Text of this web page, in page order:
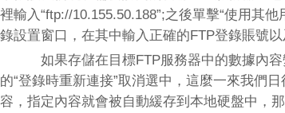
輸入“ftp://10.155.50.188”;之後單擊“使用其
設置窗口，在其中輸入正確的FTP登錄賬號
如果存儲在目標FTP服務器中的數據內容
“登錄時重新連接”取消選中，這麼一來我們
，指定內容就會被自動緩存到本地硬盤中，